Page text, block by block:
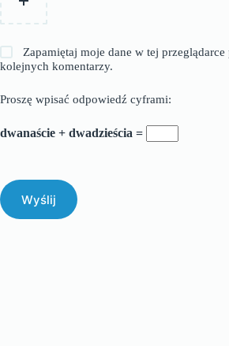
Zapamiętaj moje dane w tej przeglądarce
kolejnych komentarzy.
Proszę wpisać odpowiedź cyframi:
dwanaście + dwadzieścia =
Wyślij